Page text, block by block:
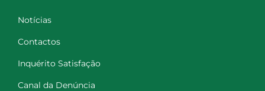
Notícias
Contactos
Inquérito Satisfação
Canal da Denúncia